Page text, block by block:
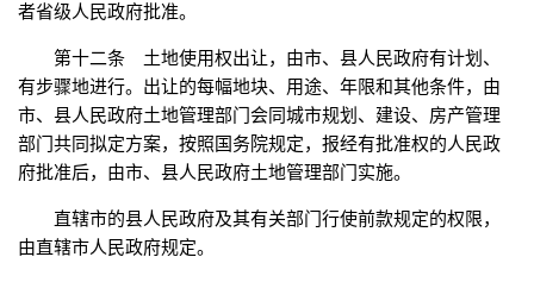
者省级人民政府批准。
第十二条 土地使用权出让，由市、县人民政府有计划、
有步骤地进行。出让的每幅地块、用途、年限和其他条件，由
市、县人民政府土地管理部门会同城市规划、建设、房产管理
部门共同拟定方案，按照国务院规定，报经有批准权的人民政
府批准后，由市、县人民政府土地管理部门实施。
直辖市的县人民政府及其有关部门行使前款规定的权限，
由直辖市人民政府规定。